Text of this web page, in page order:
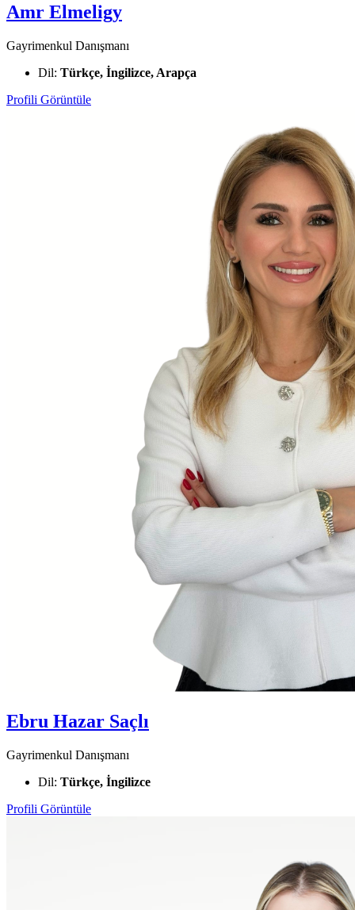
Amr Elmeligy
Gayrimenkul Danışmanı
Dil: Türkçe, İngilizce, Arapça
Profili Görüntüle
Ebru Hazar Saçlı
Gayrimenkul Danışmanı
Dil: Türkçe, İngilizce
Profili Görüntüle